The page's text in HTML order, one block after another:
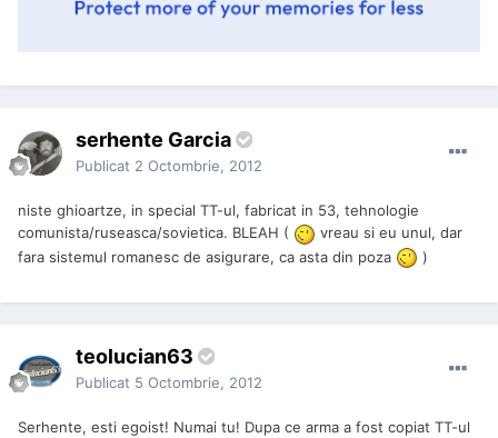
serhente Garcia
Publicat 2 Octombrie, 2012
niste ghioartze, in special TT-ul, fabricat in 53, tehnologie
comunista/ruseasca/sovietica. BLEAH (
vreau si eu unul, dar
fara sistemul romanesc de asigurare, ca asta din poza
)
teolucian63
Publicat 5 Octombrie, 2012
Serhente, esti egoist! Numai tu! Dupa ce arma a fost copiat TT-ul